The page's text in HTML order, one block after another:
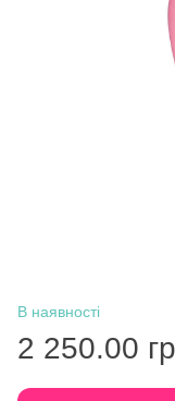
В наявності
2 250.00